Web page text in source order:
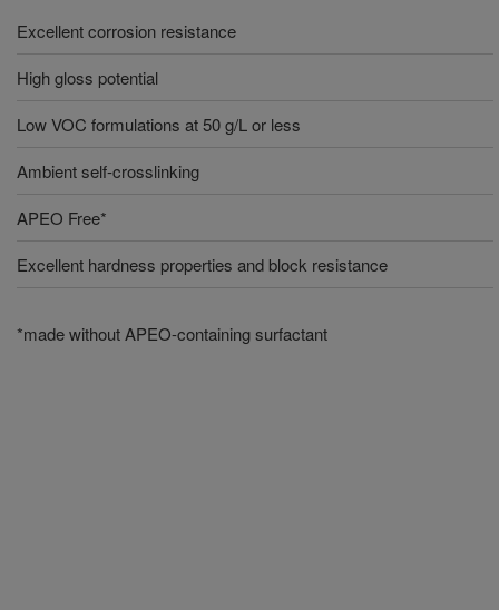
Excellent corrosion resistance
High gloss potential
Low VOC formulations at 50 g/L or less
Ambient self-crosslinking
APEO Free*
Excellent hardness properties and block resistance
*made without APEO-containing surfactant